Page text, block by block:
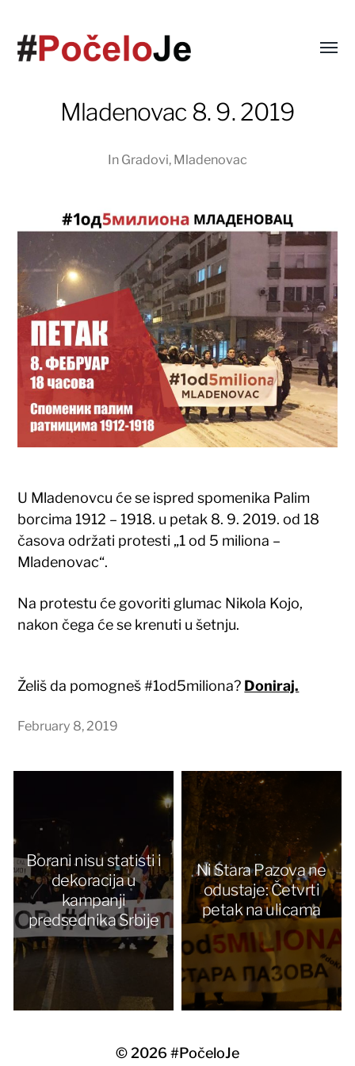
Mladenovac 8. 9. 2019
In Gradovi, Mladenovac
U Mladenovcu će se ispred spomenika Palim
borcima 1912 – 1918. u petak 8. 9. 2019. od 18
časova održati protesti „1 od 5 miliona –
Mladenovac“.
Na protestu će govoriti glumac Nikola Kojo,
nakon čega će se krenuti u šetnju.
Želiš da pomogneš #1od5miliona? Doniraj.
February 8, 2019
Borani nisu statisti i
dekoracija u
kampanji
predsednika Srbije
Ni Stara Pazova ne
odustaje: Četvrti
petak na ulicama
© 2026#PočeloJe